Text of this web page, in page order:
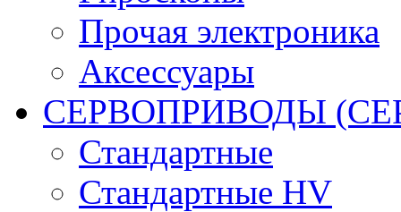
Прочая электроника
Аксессуары
СЕРВОПРИВОДЫ
Стандартные
Стандартные HV